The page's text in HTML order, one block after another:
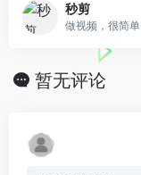
秒剪
做视频，很简单
暂无评论